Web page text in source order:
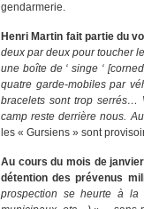
gendarmerie.
Henri Martin fait partie du
deux par deux pour toucher
une boîte de ‘ singe ‘
quatre garde-mobiles par
bracelets sont trop serrés…
camp reste derrière nous.
les « Gursiens » sont
Au cours du mois de
détention des prévenus
prospection se heurte à la